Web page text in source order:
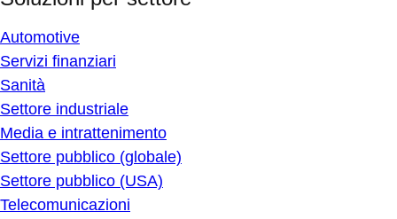
Automotive
Servizi finanziari
Sanità
Settore industriale
Media e intrattenimento
Settore pubblico (globale)
Settore pubblico (USA)
Telecomunicazioni